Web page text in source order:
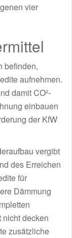
vier
befinden,
aufnehmen.
damit CO²-
einbauen
der KfW
vergibt
des Erreichen
für
Dämmung
nicht decken
zusätzliche